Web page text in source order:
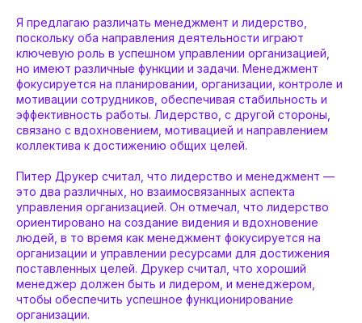
Я предлагаю различать менеджмент и лидерство,
поскольку оба направления деятельности играют
ключевую роль в успешном управлении организацией,
но имеют различные функции и задачи. Менеджмент
фокусируется на планировании, организации, контроле и
мотивации сотрудников, обеспечивая стабильность и
эффективность работы. Лидерство, с другой стороны,
связано с вдохновением, мотивацией и направлением
коллектива к достижению общих целей.
Питер Друкер считал, что лидерство и менеджмент —
это два различных, но взаимосвязанных аспекта
управления организацией. Он отмечал, что лидерство
ориентировано на создание видения и вдохновение
людей, в то время как менеджмент фокусируется на
организации и управлении ресурсами для достижения
поставленных целей. Друкер считал, что хороший
менеджер должен быть и лидером, и менеджером,
чтобы обеспечить успешное функционирование
организации.